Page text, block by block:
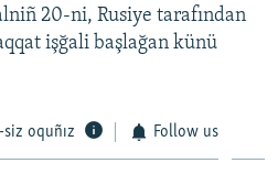
20-ni, Rusiye tarafından
işğali başlağan künü
siz oquñız Follow us